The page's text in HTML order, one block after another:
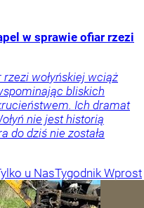
w sprawie ofiar rzezi
wołyńskiej wciąż
bliskich
Ich dramat
nie jest historią
do dziś nie została
u NasTygodnik Wprost